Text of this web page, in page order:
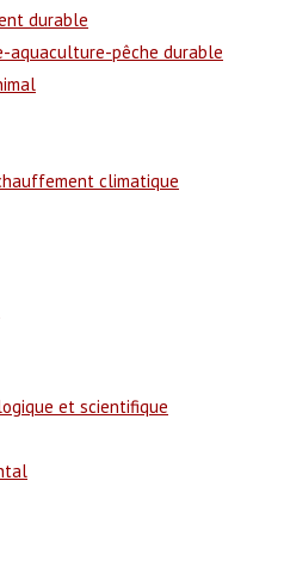
durable
aquaculture-pêche durable
climatique
et scientifique